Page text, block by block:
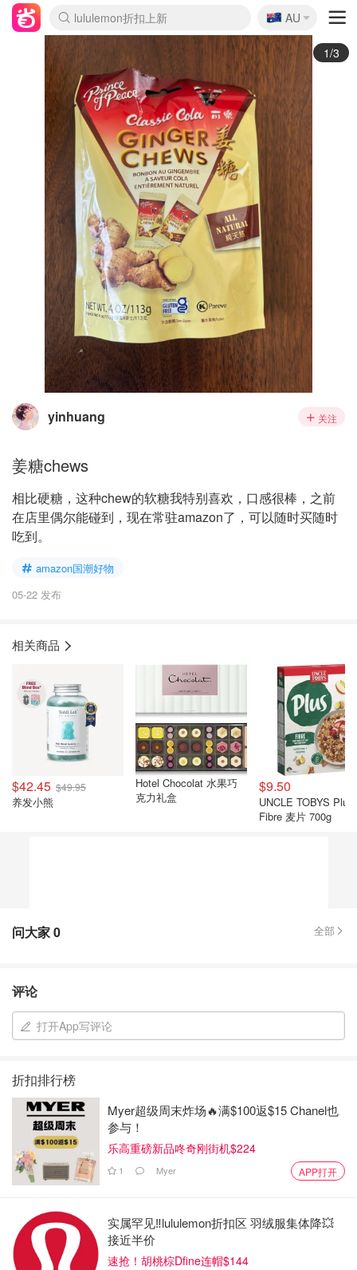
lululemon折扣上新
Sasa美妆护肤3.5折
SSENSE年中3折
FreshBeauty好价汇总
Cettire降价+叠9折
Farfetch折上8折
WWS Coles超市实拍
viagogo二手票捡漏
Myer清仓1折起
The Outnet奢牌1折起
David Jones 3折起
Flannels大牌1折
Perfumes Club护肤1折
AMIRO返校季6.2折
Oweek抽奖送Airpods
Amazon折扣汇总
eToro入金$200送$50
Amazon数码好物
ICONIC本周7.5折
ThedoubleF高奢地板价
Moose Knuckles 6折
丝芙兰5折起
EUFY官网3.7折起
Selenichast首饰2折
Trip机票酒店促销
YSL送5件彩妆礼
Amazon家居好物
BIGBANG巡演开票
David Jones时尚3折
Amazon美妆护肤
雅漾大喷$8
过敏原检测盒$33
伊索独家赠50ml沐浴露
科颜氏清仓3折
SEALIFE海洋馆门票6折
丝塔芙大白罐$16
订阅Newsletter送香薰
Cult Beauty 6.8折
Harrods圣诞日历2.3折
LN-CC奢牌私促3折
d'Alba空姐喷雾$16
EVE LOM套装逆天2折
Bernardelli独家4折
Adore Beauty 6折起
CT圣诞日历
Mytheresa奢品2.7折
Luxury Escapes 9折
Currentbody美容仪9折
MOON Garden Live
ALLSAINTS美衣3折
Roborock扫地机3.7折
Tingo Life水杯$24
Valentino官网5折
CR洗发护发6.3折
🇦🇺
AU
2/3
yinhuang 关注
姜糖chews
相比硬糖，这种chew的软糖我特别喜欢，口感很棒，之前
在店里偶尔能碰到，现在常驻amazon了，可以随时买随时
吃到。
amazon国潮好物
05-22 发布
相关商品
$42.45 $49.95
养发小熊
Hotel Chocolat 水果巧
克力礼盒
$9.50
UNCLE TOBYS Plus
Fibre 麦片 700g
问大家0 全部
评论
打开App写评论
折扣排行榜
Myer超级周末炸场🔥满$100返$15 Chanel也
参与！
乐高重磅新品咚奇刚街机$224
1 Myer APP打开
实属罕见‼️lululemon折扣区 羽绒服集体降💥
接近半价
速抢！胡桃棕Dfine连帽$144